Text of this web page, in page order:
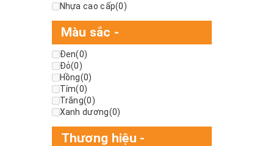
Nhựa cao cấp(0)
Màu sắc -
Đen(0)
Đỏ(0)
Hồng(0)
Tím(0)
Trắng(0)
Xanh dương(0)
Thương hiệu -